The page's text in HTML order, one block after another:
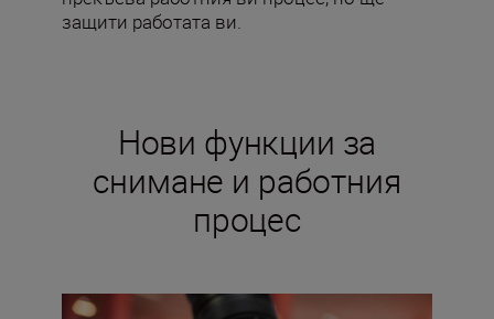
защити работата ви.
Нови функции за
снимане и работния
процес